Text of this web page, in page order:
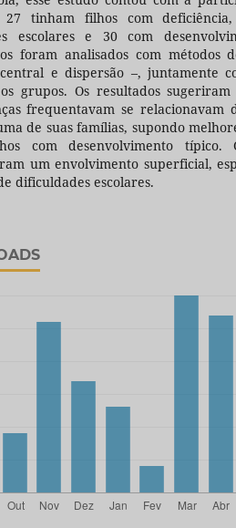
27 tinham filhos com
escolares e 30 com
foram analisados com métodos
e dispersão –, juntamente
grupos. Os resultados
frequentavam se relacionavam
de suas famílias, supondo
com desenvolvimento típico.
um envolvimento superficial,
dificuldades escolares.